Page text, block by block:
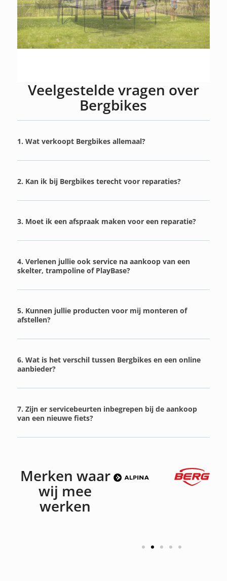
Veelgestelde vragen over
Bergbikes
1. Wat verkoopt Bergbikes allemaal?
2. Kan ik bij Bergbikes terecht voor reparaties?
3. Moet ik een afspraak maken voor een reparatie?
4. Verlenen jullie ook service na aankoop van een
skelter, trampoline of PlayBase?
5. Kunnen jullie producten voor mij monteren of
afstellen?
6. Wat is het verschil tussen Bergbikes en een online
aanbieder?
7. Zijn er servicebeurten inbegrepen bij de aankoop
van een nieuwe fiets?
Merken waar
wij mee
werken